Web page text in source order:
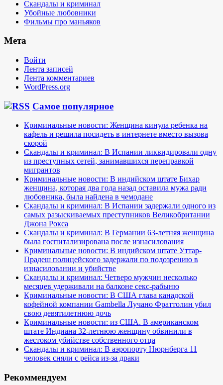
Скандалы и криминал
Убойные любовники
Фильмы про маньяков
Мета
Войти
Лента записей
Лента комментариев
WordPress.org
Самое популярное
Криминальные новости: Женщина кинула ребенка на
кафель и решила посидеть в интернете вместо вызова
скорой
Скандалы и криминал: В Испании ликвидировали одну
из преступных сетей, занимавшихся переправкой
мигрантов
Криминальные новости: В индийском штате Бихар
женщина, которая два года назад оставила мужа ради
любовника, была найдена в чемодане
Скандалы и криминал: В Испании задержали одного из
самых разыскиваемых преступников Великобритании
Джона Рокса
Скандалы и криминал: В Германии 63-летняя женщина
была госпитализирована после изнасилования
Криминальные новости: В индийском штате Уттар-
Прадеш полицейского задержали по подозрению в
изнасиловании и убийстве
Скандалы и криминал: Четверо мужчин несколько
месяцев удерживали на балконе секс-рабыню
Криминальные новости: В США глава канадской
кофейной компании Gambella Лучано Фраттолин убил
свою девятилетнюю дочь
Криминальные новости: из США. В американском
штате Индиана 32-летнюю женщину обвинили в
жестоком убийстве собственного отца
Скандалы и криминал: В аэропорту Нюрнберга 11
человек сняли с рейса из-за драки
Рекоммендуем